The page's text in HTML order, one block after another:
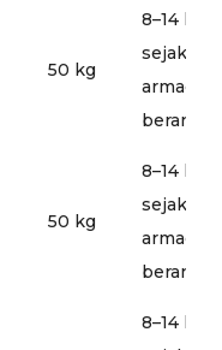
50 kg
8–14 hari
sejak
armada
50 kg
8–14 hari
sejak
armada
8–14 hari